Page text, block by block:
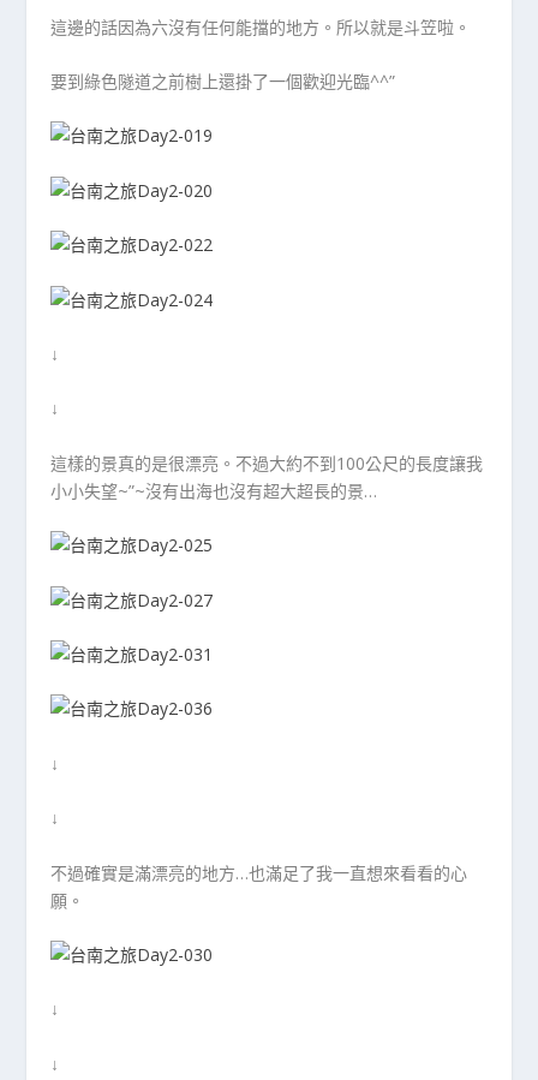
這邊的話因為六沒有任何能擋的地方。所以就是斗笠啦。
要到綠色隧道之前樹上還掛了一個歡迎光臨^^”
↓
↓
這樣的景真的是很漂亮。不過大約不到100公尺的長度讓我
小小失望~”~沒有出海也沒有超大超長的景…
↓
↓
不過確實是滿漂亮的地方…也滿足了我一直想來看看的心
願。
↓
↓